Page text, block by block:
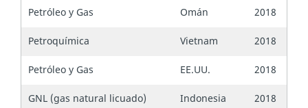
Petróleo y Gas
Omán
2018
Petroquímica
Vietnam
2018
Petróleo y Gas
EE.UU.
2018
GNL (gas natural licuado)
Indonesia
2018